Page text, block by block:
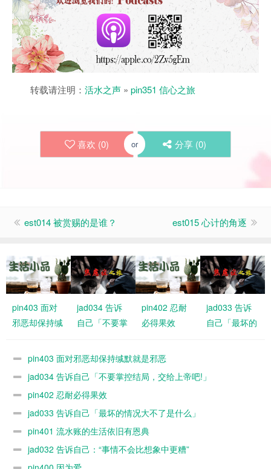
转载请注明： 活水之声 » pin351 信心之旅
喜欢 (0) or 分享 (0)
est014 被赏赐的是谁？ est015 心计的角逐
pin403 面对
邪恶却保持缄
jad034 告诉
自己「不要掌
上帝吧!」
pin402 忍耐
必得果效
jad033 告诉
自己「最坏的
pin403 面对邪恶却保持缄默就是邪恶
jad034 告诉自己「不要掌控结局，交给上帝吧!」
pin402 忍耐必得果效
jad033 告诉自己「最坏的情况大不了是什么」
pin401 流水账的生活依旧有恩典
jad032 告诉自己：“事情不会比想象中更糟”